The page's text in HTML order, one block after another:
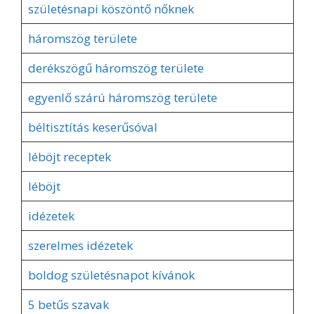
születésnapi köszöntő nőknek
háromszög területe
derékszögű háromszög területe
egyenlő szárú háromszög területe
béltisztítás keserűsóval
léböjt receptek
léböjt
idézetek
szerelmes idézetek
boldog születésnapot kívánok
5 betűs szavak